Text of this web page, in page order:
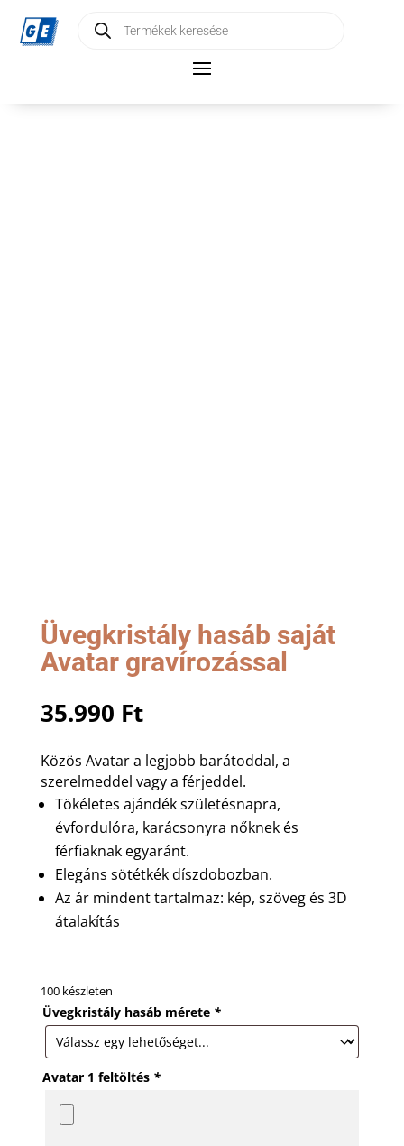
search
Üvegkristály hasáb saját
Avatar gravírozással
35.990 Ft
Közös Avatar a legjobb barátoddal, a
szerelmeddel vagy a férjeddel.
Tökéletes ajándék születésnapra,
évfordulóra, karácsonyra nőknek és
férfiaknak egyaránt.
Elegáns sötétkék díszdobozban.
Az ár mindent tartalmaz: kép, szöveg és 3D
átalakítás
100 készleten
Üvegkristály hasáb mérete *
Avatar 1 feltöltés *